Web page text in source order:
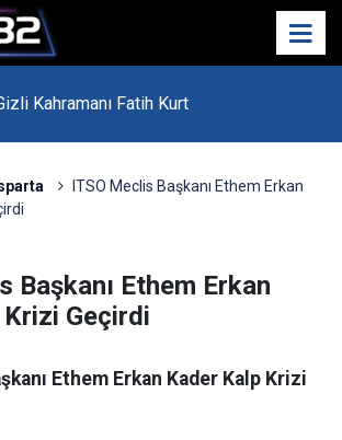
Kahramanı Fatih Kurt
Asker Eğlencesinde Kavga Çıktı
ITSO Meclis Başkanı Ethem Erkan
Başkanı Ethem Erkan
Geçirdi
Ethem Erkan Kader Kalp Krizi